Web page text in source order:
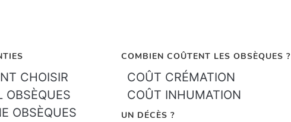
CHOISIR
OBSÈQUES
OBSÈQUES
COMBIEN COÛTENT LES OBSÈQUES ?
COÛT CRÉMATION
COÛT INHUMATION
UN DÉCÈS ?